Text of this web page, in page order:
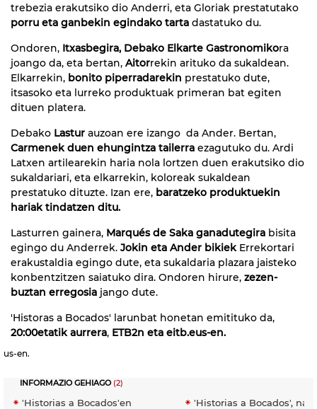
trebezia erakutsiko dio Anderri, eta Gloriak prestatutako
porru eta ganbekin egindako tarta dastatuko du.
Ondoren, Itxasbegira, Debako Elkarte Gastronomikora
joango da, eta bertan, Aitorrekin arituko da sukaldean.
Elkarrekin, bonito piperradarekin prestatuko dute,
itsasoko eta lurreko produktuak primeran bat egiten
dituen platera.
Debako Lastur auzoan ere izango da Ander. Bertan,
Carmenek duen ehungintza tailerra ezagutuko du. Ardi
Latxen artilearekin haria nola lortzen duen erakutsiko dio
sukaldariari, eta elkarrekin, koloreak sukaldean
prestatuko dituzte. Izan ere, baratzeko produktuekin
hariak tindatzen ditu.
Lasturren gainera, Marqués de Saka ganadutegira bisita
egingo du Anderrek. Jokin eta Ander bikiek Errekortari
erakustaldia egingo dute, eta sukaldaria plazara jaisteko
konbentzitzen saiatuko dira. Ondoren hirure, zezen-
buztan erregosia jango dute.
'Historas a Bocados' larunbat honetan emitituko da,
20:00etatik aurrera, ETB2n eta eitb.eus-en.
us-en.
INFORMAZIO GEHIAGO(2)
'Historias a Bocados'en
'Historias a Bocados',